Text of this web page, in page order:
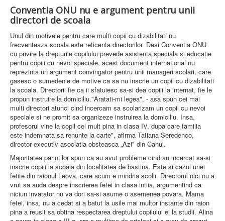
Conventia ONU nu e argument pentru unii
directori de scoala
Unul din motivele pentru care multi copii cu dizabilitati nu
frecventeaza scoala este reticenta directorilor. Desi Conventia ONU
cu privire la drepturile copilului prevede asistenta speciala si educatie
pentru copiii cu nevoi speciale, acest document international nu
reprezinta un argument convingator pentru unii manageri scolari, care
gasesc o sumedenie de motive ca sa nu inscrie un copil cu dizabilitati
la scoala. Directorii fie ca ii sfatuiesc sa-si dea copiii la internat, fie le
propun instruire la domiciliu."Aratati-mi legea", - asa spun cei mai
multi directori atunci cind incercam sa scolarizam un copil cu nevoi
speciale si ne promit sa organizeze instruirea la domiciliu. Insa,
profesorul vine la copil cel mult pina in clasa IV, dupa care familia
este indemnata sa renunte la carte", afirma Tatiana Seredenco,
director executiv asociatia obsteasca „Azi" din Cahul.
Majoritatea parintilor spun ca au avut probleme cind au incercat sa-si
inscrie copiii la scoala din localitatea de bastina. Este si cazul unei
fetite din raionul Leova, care acum e mindria scolii. Directorul nici nu a
vrut sa auda despre inscrierea fetei in clasa intiia, argumentind ca
niciun invatator nu va dori sa-si asume o asemenea povara. Mama
fetei, insa, nu a cedat si a batut la usile mai multor instante din raion
pina a reusit sa obtina respectarea dreptului copilului ei la studii. Alina